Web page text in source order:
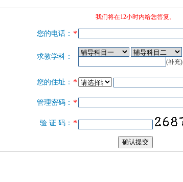
我们将在12小时内给您答复。
您的电话： *
求教学科：
(补充)
您的住址： *
管理密码： *
验 证 码： *